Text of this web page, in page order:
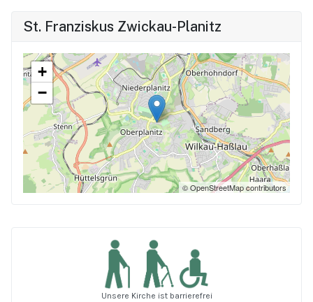
St. Franziskus Zwickau-Planitz
+
−
© OpenStreetMap contributors
Unsere Kirche ist barrierefrei